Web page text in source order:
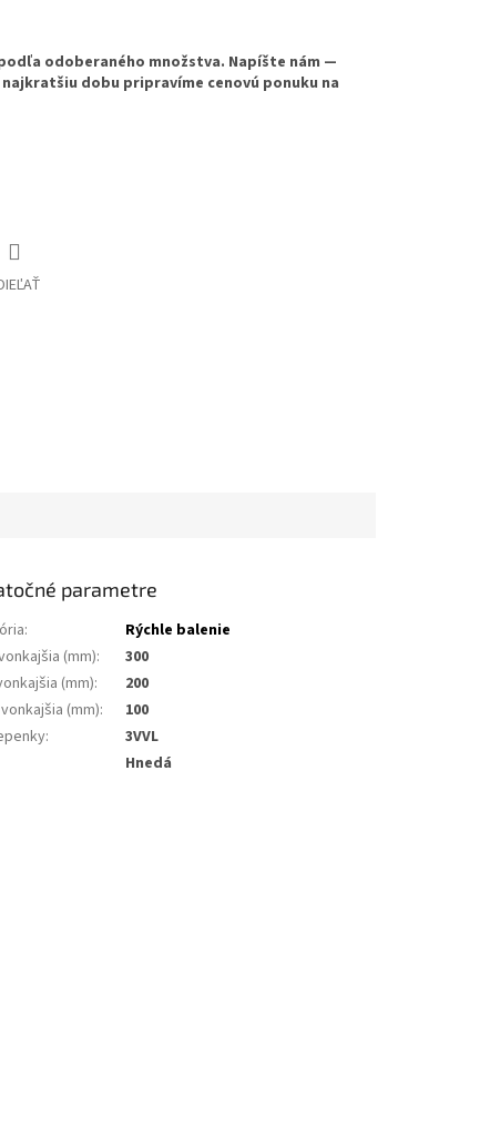
odoberaného množstva. Napíšte nám —
najkratšiu dobu pripravíme cenovú ponuku na
parametre
:
Rýchle balenie
(mm):
300
(mm):
200
(mm):
100
:
3VVL
Hnedá